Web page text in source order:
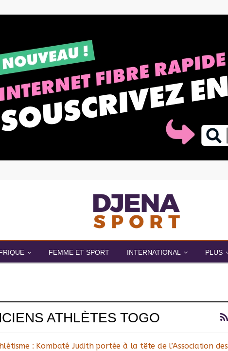
FEMME ET SPORT INTERNATIONAL PLUS
ATHLÈTES TOGO
: Kombaté Judith portée à la tête de l’Association des